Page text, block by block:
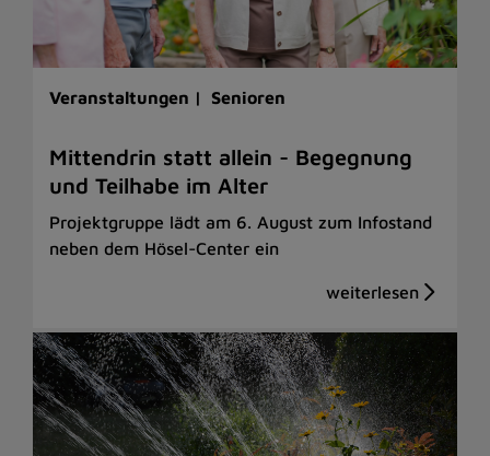
Veranstaltungen | Senioren
Mittendrin statt allein - Begegnung
und Teilhabe im Alter
Projektgruppe lädt am 6. August zum Infostand
neben dem Hösel-Center ein